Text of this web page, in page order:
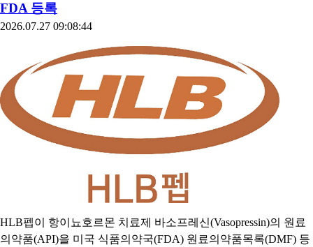
FDA 등록
2026.07.27 09:08:44
HLB펩이 항이뇨호르몬 치료제 바소프레신(Vasopressin)의 원료
의약품(API)을 미국 식품의약국(FDA) 원료의약품목록(DMF) 등